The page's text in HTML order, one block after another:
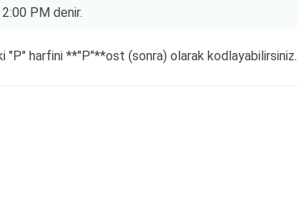
PM denir.
"P" harfini **"P"**ost (sonra) olarak kodlayabilirsiniz.